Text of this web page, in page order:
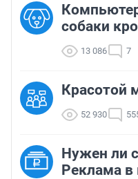
собаки
13 086 7
Красотой
52 930
Нужен ли
Реклама в